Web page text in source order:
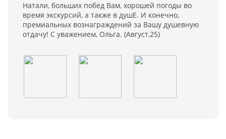
Натали, больших побед Вам, хорошей погоды во
время экскурсий, а также в душЕ. И конечно,
премиальных вознаграждений за Вашу душевную
отдачу! С уважением, Ольга. (Август,25)